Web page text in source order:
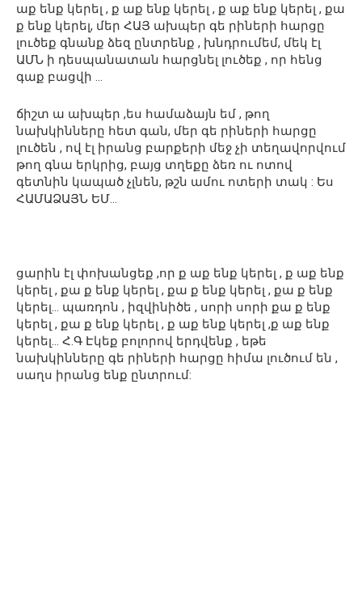
աք ենք կերել , ք աք ենք կերել , ք աք ենք կերել , քա
ք ենք կերել, մեր ՀԱՅ ախպեր գե րիների հարցը
լուծեք գնանք ձեզ ընտրենք , խնդրումեմ, մեկ էլ
ԱՄՆ ի դեսպանատան հարցնել լուծեք , որ հենց
գաք բացվի …
ճիշտ ա ախպեր ,ես համաձայն եմ , թող
նախկինները հետ գան, մեր գե րիների հարցը
լուծեն , ով էլ իրանց բարքերի մեջ չի տեղավորվում
թող գնա երկրից, բայց տղեքը ձեռ ու ոտով
գետնին կապած չլնեն, թշն ամու ոտերի տակ : Ես
ՀԱՄԱՁԱՅՆ ԵՄ…
ցարին էլ փոխանցեք ,որ ք աք ենք կերել , ք աք ենք
կերել , քա ք ենք կերել , քա ք ենք կերել , քա ք ենք
կերել… պառդոն , իզվինիծե , սորի սորի քա ք ենք
կերել , քա ք ենք կերել , ք աք ենք կերել ,ք աք ենք
կերել… Հ.Գ Էկեք բոլորով երդվենք , եթե
նախկինները գե րիների հարցը հիմա լուծում են ,
սաղս իրանց ենք ընտրում: